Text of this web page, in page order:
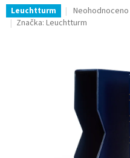
Leuchtturm
Průměrné
hodnocení
z
5
hvězdiček.
Neohodnoceno
Značka: Leuchtturm